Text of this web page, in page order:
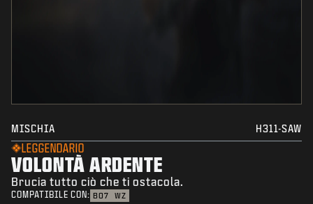
MISCHIA H311-SAW
LEGGENDARIO
VOLONTÀ ARDENTE
Brucia tutto ciò che ti ostacola.
COMPATIBILE CON: BO7 WZ